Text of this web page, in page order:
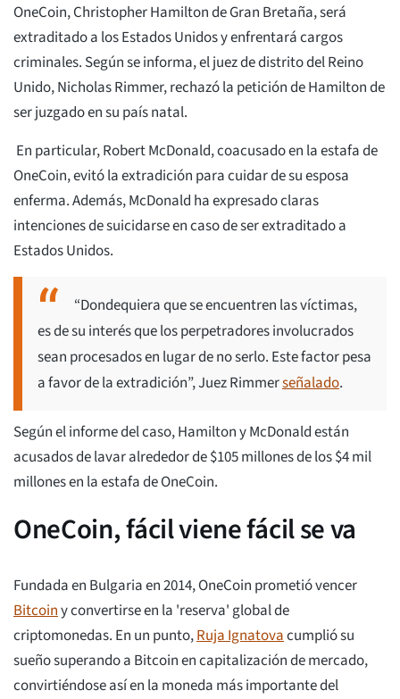
OneCoin, Christopher Hamilton de Gran Bretaña, será
extraditado a los Estados Unidos y enfrentará cargos
criminales. Según se informa, el juez de distrito del Reino
Unido, Nicholas Rimmer, rechazó la petición de Hamilton de
ser juzgado en su país natal.
En particular, Robert McDonald, coacusado en la estafa de
OneCoin, evitó la extradición para cuidar de su esposa
enferma. Además, McDonald ha expresado claras
intenciones de suicidarse en caso de ser extraditado a
Estados Unidos.
“Dondequiera que se encuentren las víctimas,
es de su interés que los perpetradores involucrados
sean procesados en lugar de no serlo. Este factor pesa
a favor de la extradición”, Juez Rimmerseñalado.
Según el informe del caso, Hamilton y McDonald están
acusados de lavar alrededor de $105 millones de los $4 mil
millones en la estafa de OneCoin.
OneCoin, fácil viene fácil se va
Fundada en Bulgaria en 2014, OneCoin prometió vencer
Bitcoiny convertirse en la 'reserva' global de
criptomonedas. En un punto,Ruja Ignatovacumplió su
sueño superando a Bitcoin en capitalización de mercado,
convirtiéndose así en la moneda más importante del